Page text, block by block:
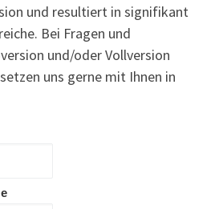
und resultiert in signifikant
Bei Fragen und
und/oder Vollversion
uns gerne mit Ihnen in